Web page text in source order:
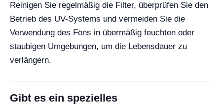
Reinigen Sie regelmäßig die Filter, überprüfen Sie den
Betrieb des UV-Systems und vermeiden Sie die
Verwendung des Föns in übermäßig feuchten oder
staubigen Umgebungen, um die Lebensdauer zu
verlängern.
Gibt es ein spezielles